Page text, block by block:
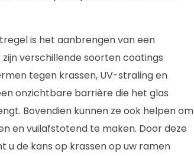
is het aanbrengen van een
verschillende soorten coatings
tegen krassen, UV-straling en
onzichtbare barrière die het glas
Bovendien kunnen ze ook helpen om
en vuilafstotend te maken. Door deze
de kans op krassen op uw ramen